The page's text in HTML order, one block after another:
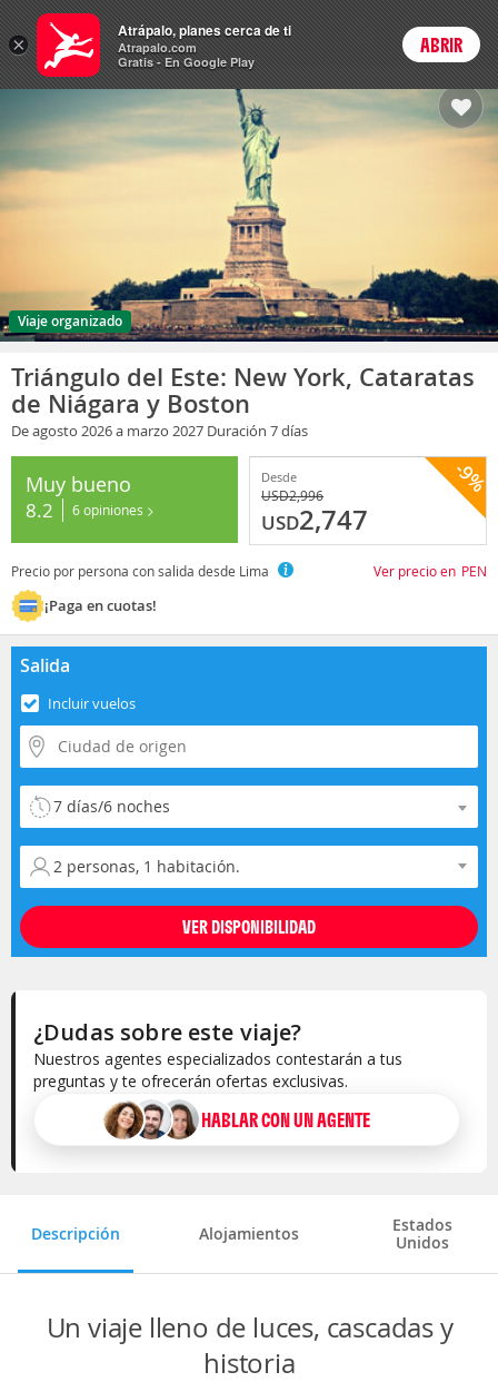
Paquetes Login
Viaje organizado
Triángulo del Este: New York, Cataratas
de Niágara y Boston
De agosto 2026a marzo 2027 Duración 7 días
Muy bueno
8.2 6 opiniones
-9%
Desde
USD2,996
USD2,747
Precio por persona con salida desde Lima Ver precio en PEN
¡Paga en cuotas!
Salida
Incluir vuelos
Selecciona la duración del viaje
Selecciona la ocupación
¿Dudas sobre este viaje?
Nuestros agentes especializados contestarán a tus
preguntas y te ofrecerán ofertas exclusivas.
HABLAR CON UN AGENTE
Descripción Alojamientos
Estados
Unidos
Un viaje lleno de luces, cascadas y
historia
×
Atrápalo, planes cerca de ti
Atrapalo.com
Gratis - En Google Play
ABRIR